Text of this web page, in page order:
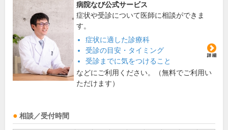
病院なび公式サービス
症状や受診について医師に相談ができま
す。
症状に適した診療科
受診の目安・タイミング
受診までに気をつけること
などにご利用ください。（無料でご利用い
ただけます）
相談／受付時間